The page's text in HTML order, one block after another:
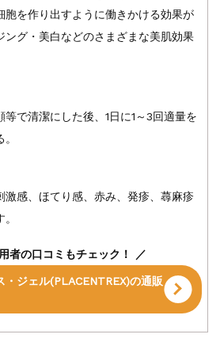
胞を作り出すように働きかける効果が
ング・美白などのさまざまな美肌効果
で清潔にした後、1日に1～3回適量を
激感、ほてり感、赤み、発疹、蕁麻疹
者の口コミもチェック！ ／
・ジェル(PLACENTREX)の通販